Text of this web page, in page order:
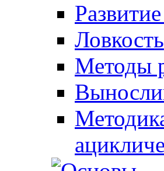
Ловкость
Методы